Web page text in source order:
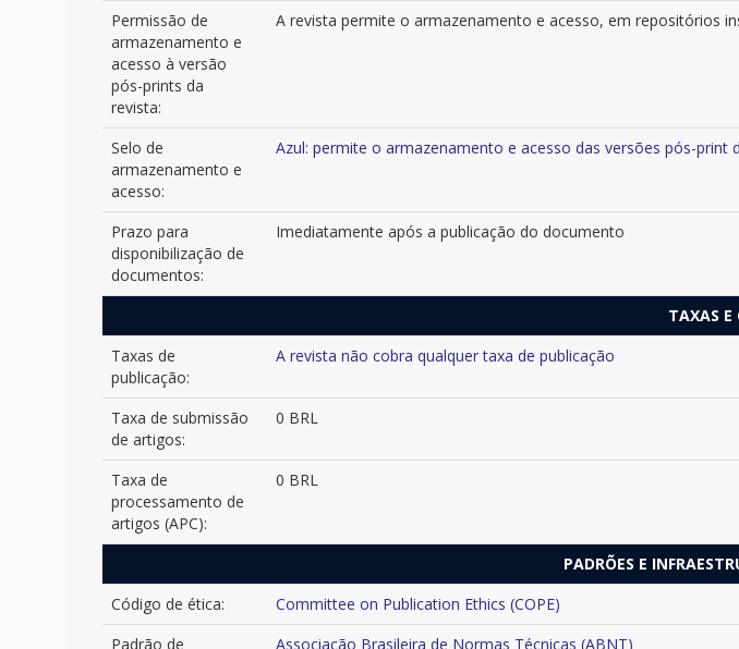
Permissão de
armazenamento e
acesso à versão
pós-prints da
revista:
A revista permite o armazenamento e acesso, em repositórios
Selo de
armazenamento e
acesso:
Azul: permite o armazenamento e acesso das versões pós-
Prazo para
disponibilização de
documentos:
Imediatamente após a publicação do documento
TAXAS E
Taxas de
publicação:
A revista não cobra qualquer taxa de publicação
Taxa de submissão
de artigos:
0 BRL
Taxa de
processamento de
artigos (APC):
0 BRL
PADRÕES E
Código de ética:
Committee on Publication Ethics (COPE)
Padrão de
Associação Brasileira de Normas Técnicas (ABNT)